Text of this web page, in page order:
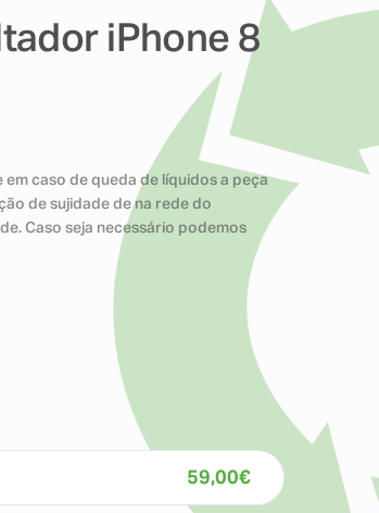
iPhone 8
caso de queda de líquidos a peça
de sujidade de na rede do
Caso seja necessário podemos
59,00€